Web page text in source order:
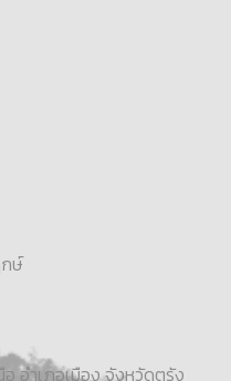
ษ์
อำเภอเมือง จังหวัดตรัง